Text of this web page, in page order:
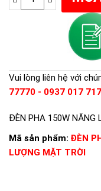
Vui lòng liên hệ với
77770 - 0937 017 717
ĐÈN PHA 150W NĂNG
Mã sản phẩm: ĐÈN
LƯỢNG MẶT TRỜI